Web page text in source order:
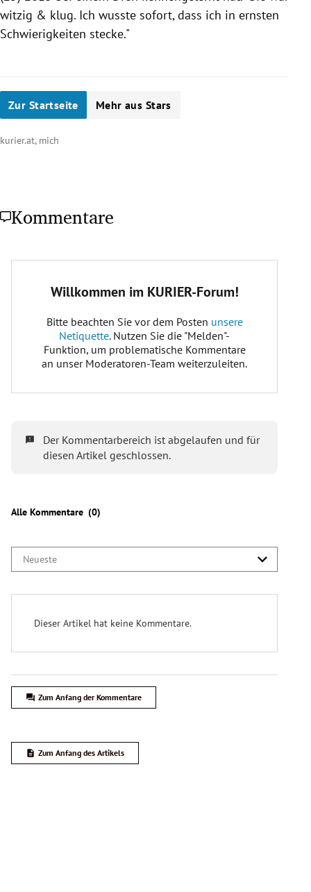
witzig & klug. Ich wusste sofort, dass ich in ernsten
Schwierigkeiten stecke."
Zur Startseite Mehr aus Stars
kurier.at, mich
Kommentare